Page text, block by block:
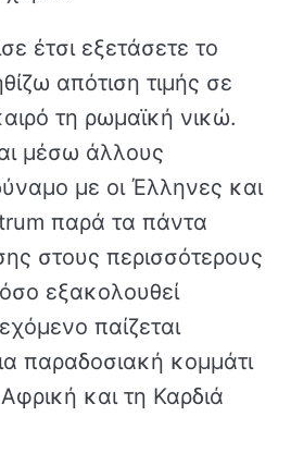
έτσι εξετάσετε το
απότιση τιμής σε
τη ρωμαϊκή νικώ.
μέσω άλλους
με οι Έλληνες και
παρά τα πάντα
στους περισσότερους
εξακολουθεί
παίζεται
παραδοσιακή κομμάτι
και τη Καρδιά